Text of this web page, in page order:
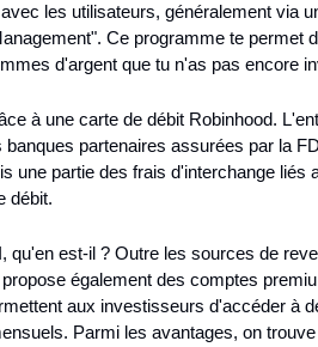
les utilisateurs, généralement via
Ce programme te permet
d'argent que tu n'as pas encore
à une carte de débit Robinhood.
partenaires assurées par la
une partie des frais d'interchange liés
débit.
est-il ? Outre les sources de
également des comptes
aux investisseurs d'accéder à
Parmi les avantages, on